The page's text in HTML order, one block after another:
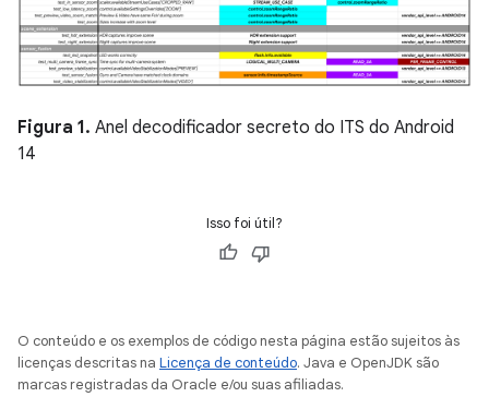
Figura 1. Anel decodificador secreto do ITS do Android
14
Isso foi útil?
O conteúdo e os exemplos de código nesta página estão sujeitos às
licenças descritas na Licença de conteúdo. Java e OpenJDK são
marcas registradas da Oracle e/ou suas afiliadas.